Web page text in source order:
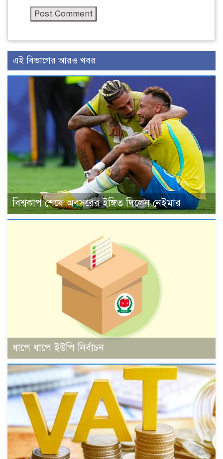
এই বিভাগের আরও খবর
বিশ্বকাপ শেষে অবসরের ইঙ্গিত দিলেন নেইমার
ধাপে ধাপে ইউপি নির্বাচন